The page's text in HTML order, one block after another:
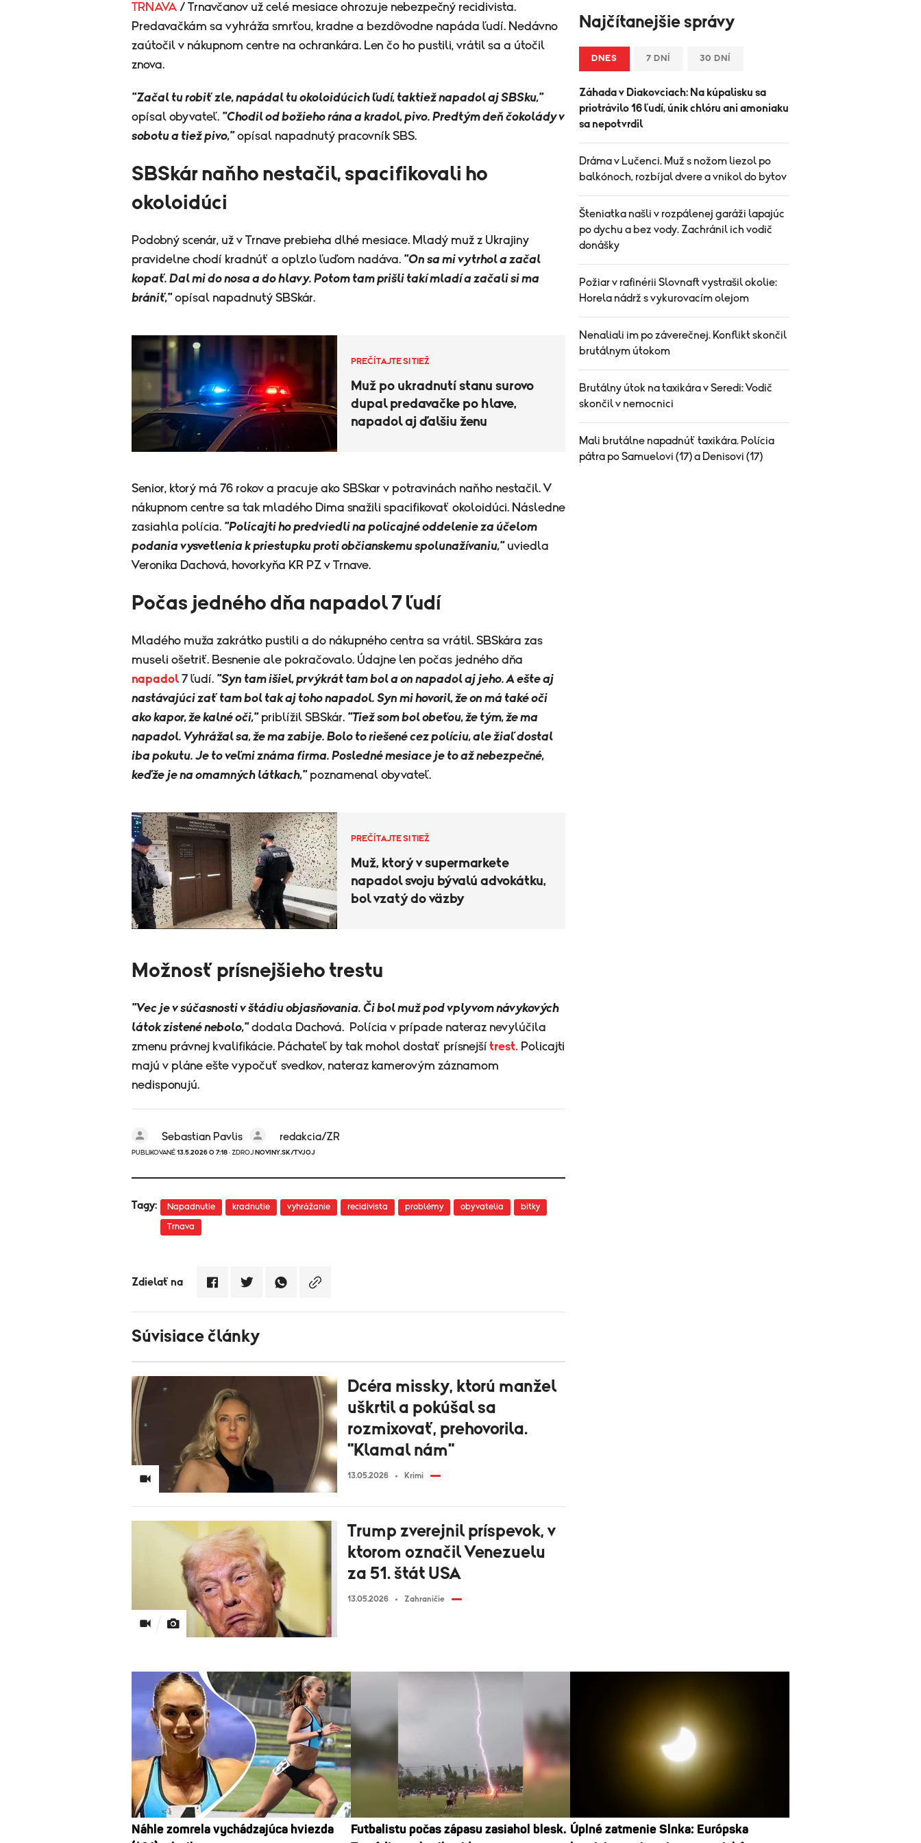
TRNAVA / Trnavčanov už celé mesiace ohrozuje nebezpečný recidivista.
Predavačkám sa vyhráža smrťou, kradne a bezdôvodne napáda ľudí. Nedávno
zaútočil v nákupnom centre na ochrankára. Len čo ho pustili, vrátil sa a útočil
znova.
"Začal tu robiť zle, napádal tu okoloidúcich ľudí, taktiež napadol aj SBSku,"
opísal obyvateľ. "Chodil od božieho rána a kradol, pivo. Predtým deň čokolády v
sobotu a tiež pivo," opísal napadnutý pracovník SBS.
SBSkár naňho nestačil, spacifikovali ho
okoloidúci
Podobný scenár, už v Trnave prebieha dlhé mesiace. Mladý muž z Ukrajiny
pravidelne chodí kradnúť a oplzlo ľuďom nadáva. "On sa mi vytrhol a začal
kopať. Dal mi do nosa a do hlavy. Potom tam prišli takí mladí a začali si ma
brániť,"opísal napadnutý SBSkár.
PREČÍTAJTE SI TIEŽ
Muž po ukradnutí stanu surovo
dupal predavačke po hlave,
napadol aj ďalšiu ženu
Senior, ktorý má 76 rokov a pracuje ako SBSkar v potravinách naňho nestačil. V
nákupnom centre sa tak mladého Dima snažili spacifikovať okoloidúci. Následne
zasiahla polícia. "Policajti ho predviedli na policajné oddelenie za účelom
podania vysvetlenia k priestupku proti občianskemu spolunažívaniu,"uviedla
Veronika Dachová, hovorkyňa KR PZ v Trnave.
Počas jedného dňa napadol 7 ľudí
Mladého muža zakrátko pustili a do nákupného centra sa vrátil. SBSkára zas
museli ošetriť. Besnenie ale pokračovalo. Údajne len počas jedného dňa
napadol 7 ľudí. "Syn tam išiel, prvýkrát tam bol a on napadol aj jeho. A ešte aj
nastávajúci zať tam bol tak aj toho napadol. Syn mi hovoril, že on má také oči
ako kapor, že kalné oči,"priblížil SBSkár. "Tiež som bol obeťou, že tým, že ma
napadol. Vyhrážal sa, že ma zabije. Bolo to riešené cez políciu, ale žiaľ dostal
iba pokutu. Je to veľmi známa firma. Posledné mesiace je to až nebezpečné,
keďže je na omamných látkach,"poznamenal obyvateľ.
PREČÍTAJTE SI TIEŽ
Muž, ktorý v supermarkete
napadol svoju bývalú advokátku,
bol vzatý do väzby
Možnosť prísnejšieho trestu
"Vec je v súčasnosti v štádiu objasňovania. Či bol muž pod vplyvom návykových
látok zistené nebolo,"dodala Dachová. Polícia v prípade nateraz nevylúčila
zmenu právnej kvalifikácie. Páchateľ by tak mohol dostať prísnejší trest. Policajti
majú v pláne ešte vypočuť svedkov, nateraz kamerovým záznamom
nedisponujú.
Sebastian Pavlis redakcia/ZR
PUBLIKOVANÉ 13.5.2026 O 7:18 · ZDROJ NOVINY.SK/TVJOJ
Tagy: Napadnutie kradnutie vyhrážanie recidivista problémy obyvatelia bitky
Trnava
Zdielať na
Súvisiace články
Dcéra missky, ktorú manžel
uškrtil a pokúšal sa
rozmixovať, prehovorila.
"Klamal nám"
13.05.2026 Krimi
Trump zverejnil príspevok, v
ktorom označil Venezuelu
za 51. štát USA
13.05.2026 Zahraničie
Najčítanejšie správy
DNES 7 DNÍ 30 DNÍ
Záhada v Diakovciach: Na kúpalisku sa
priotrávilo 16 ľudí, únik chlóru ani amoniaku
sa nepotvrdil
Dráma v Lučenci. Muž s nožom liezol po
balkónoch, rozbíjal dvere a vnikol do bytov
Šteniatka našli v rozpálenej garáži lapajúc
po dychu a bez vody. Zachránil ich vodič
donášky
Požiar v rafinérii Slovnaft vystrašil okolie:
Horela nádrž s vykurovacím olejom
Nenaliali im po záverečnej. Konflikt skončil
brutálnym útokom
Brutálny útok na taxikára v Seredi: Vodič
skončil v nemocnici
Mali brutálne napadnúť taxikára. Polícia
pátra po Samuelovi (17) a Denisovi (17)
Náhle zomrela vychádzajúca hviezda
Futbalistu počas zápasu zasiahol blesk. Úplné zatmenie Slnka: Európska